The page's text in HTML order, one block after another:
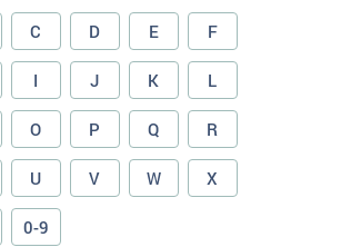
C D E F
I J K L
O P Q R
U V W X
0-9